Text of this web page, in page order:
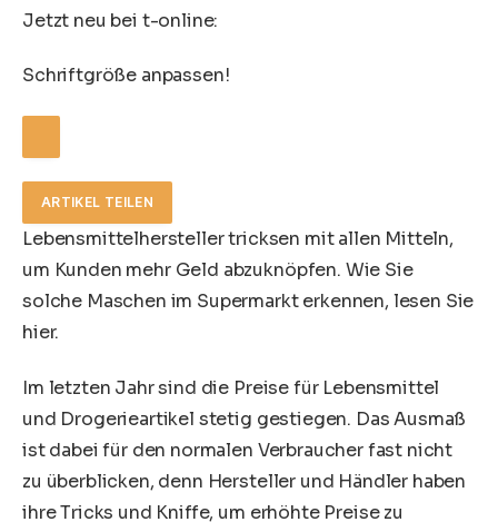
Jetzt neu bei t-online:
Schriftgröße anpassen!
ARTIKEL TEILEN
Lebensmittelhersteller tricksen mit allen Mitteln,
um Kunden mehr Geld abzuknöpfen. Wie Sie
solche Maschen im Supermarkt erkennen, lesen Sie
hier.
Im letzten Jahr sind die Preise für Lebensmittel
und Drogerieartikel stetig gestiegen. Das Ausmaß
ist dabei für den normalen Verbraucher fast nicht
zu überblicken, denn Hersteller und Händler haben
ihre Tricks und Kniffe, um erhöhte Preise zu